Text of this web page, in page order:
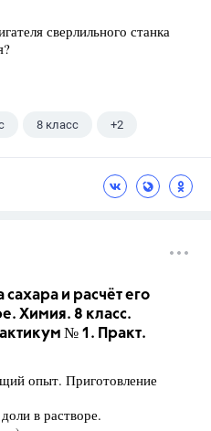
сверлильного станка
8 класс +2
и расчёт его
Химия. 8 класс.
№ 1. Практ.
опыт. Приготовление
в растворе.